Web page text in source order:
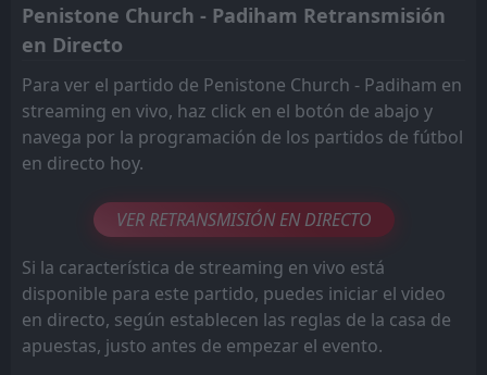
FT
16Aug
Whickham
1
Penistone Church - Padiham Retransmisión
en Directo
Para ver el partido de Penistone Church - Padiham en
streaming en vivo, haz click en el botón de abajo y
navega por la programación de los partidos de fútbol
en directo hoy.
VER RETRANSMISIÓN EN DIRECTO
Si la característica de streaming en vivo está
disponible para este partido, puedes iniciar el video
en directo, según establecen las reglas de la casa de
apuestas, justo antes de empezar el evento.